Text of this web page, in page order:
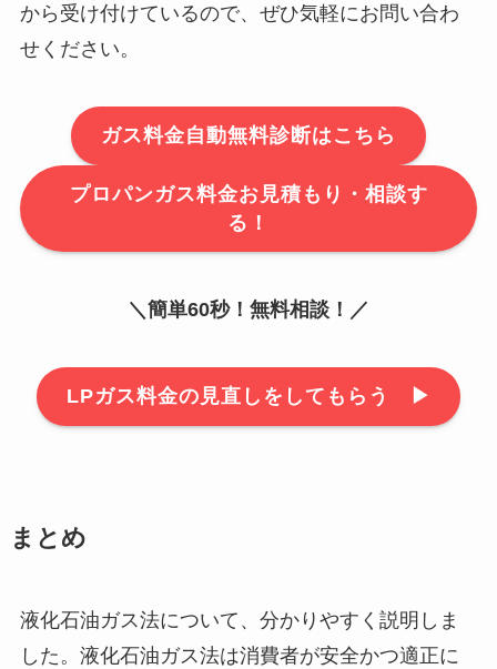
から受け付けているので、ぜひ気軽にお問い合わ
せください。
ガス料金自動無料診断はこちら
プロパンガス料金お見積もり・相談す
る！
＼簡単60秒！無料相談！／
LPガス料金の見直しをしてもらう ▶︎
まとめ
液化石油ガス法について、分かりやすく説明しま
した。液化石油ガス法は消費者が安全かつ適正に